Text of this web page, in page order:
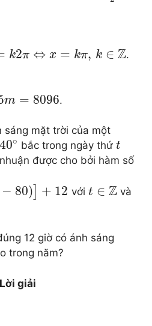
k2π ⇔ x = kπ, k ∈ Z.
m = 8096.
sáng mặt trời của một
40∘ bắc trong ngày thứ t
được cho bởi hàm số
− 80) + 12 với t ∈ Z và
12 giờ có ánh sáng
trong năm?
Lời giải